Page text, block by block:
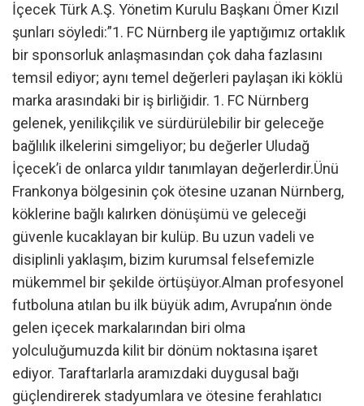
İçecek Türk A.Ş. Yönetim Kurulu Başkanı Ömer Kızıl
şunları söyledi:”1. FC Nürnberg ile yaptığımız ortaklık
bir sponsorluk anlaşmasından çok daha fazlasını
temsil ediyor; aynı temel değerleri paylaşan iki köklü
marka arasındaki bir iş birliğidir. 1. FC Nürnberg
gelenek, yenilikçilik ve sürdürülebilir bir geleceğe
bağlılık ilkelerini simgeliyor; bu değerler Uludağ
İçecek’i de onlarca yıldır tanımlayan değerlerdir.Ünü
Frankonya bölgesinin çok ötesine uzanan Nürnberg,
köklerine bağlı kalırken dönüşümü ve geleceği
güvenle kucaklayan bir kulüp. Bu uzun vadeli ve
disiplinli yaklaşım, bizim kurumsal felsefemizle
mükemmel bir şekilde örtüşüyor.Alman profesyonel
futboluna atılan bu ilk büyük adım, Avrupa’nın önde
gelen içecek markalarından biri olma
yolculuğumuzda kilit bir dönüm noktasına işaret
ediyor. Taraftarlarla aramızdaki duygusal bağı
güçlendirerek stadyumlara ve ötesine ferahlatıcı